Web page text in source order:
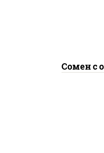
Сомен с